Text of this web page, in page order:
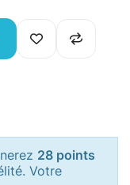
28 points
Votre